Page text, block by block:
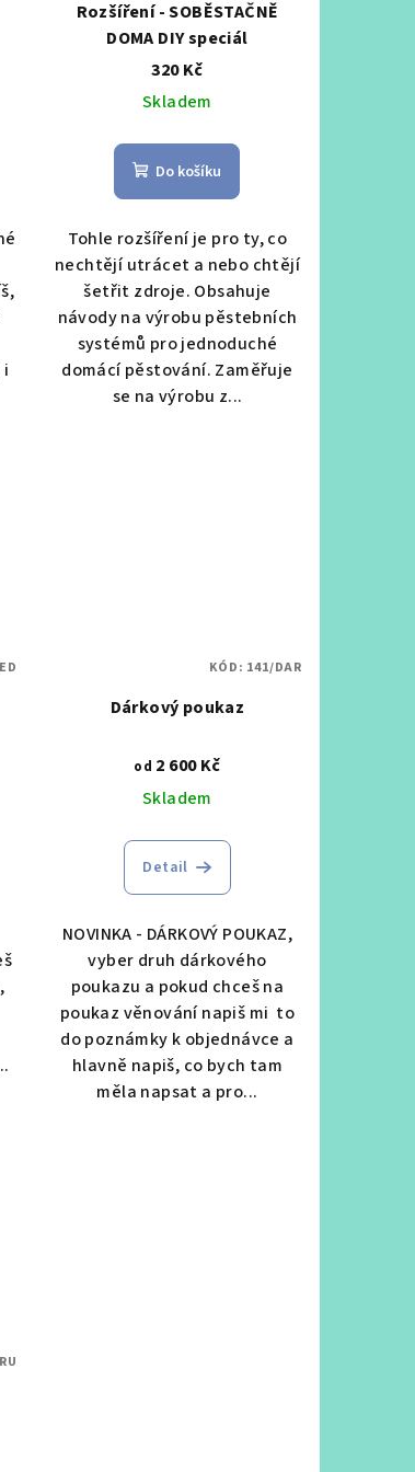
i
Rozšíření - SOBĚSTAČNĚ
DOMA DIY speciál
320 Kč
Skladem
Do košíku
Tohle rozšíření je pro ty, co
nechtějí utrácet a nebo chtějí
šetřit zdroje. Obsahuje
návody na výrobu pěstebních
systémů pro jednoduché
domácí pěstování. Zaměřuje
se na výrobu z...
Dárkový poukaz
od 2 600 Kč
Skladem
Detail
NOVINKA - DÁRKOVÝ POUKAZ,
vyber druh dárkového
poukazu a pokud chceš na
poukaz věnování napiš mi to
do poznámky k objednávce a
hlavně napiš, co bych tam
měla napsat a pro...
KÓD: 141/DAR